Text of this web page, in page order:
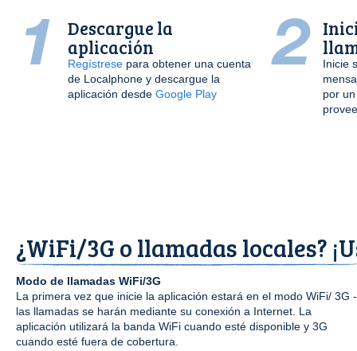
Descargue la
aplicación
Regístrese para obtener una cuenta
de Localphone y descargue la
aplicación desde Google Play
Inicie
por
¿WiFi/3G o llamadas locales?
Modo de llamadas WiFi/3G
La primera vez que inicie la aplicación estará en el modo WiFi/ 3G -
las llamadas se harán mediante su conexión a Internet. La
aplicación utilizará la banda WiFi cuando esté disponible y 3G
cuando esté fuera de cobertura.